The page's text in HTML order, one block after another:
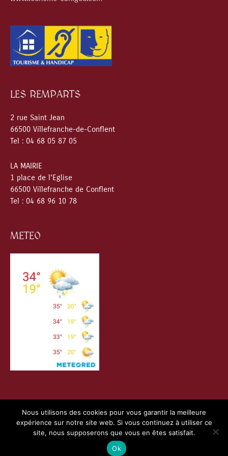
LES REMPARTS
2 rue Saint Jean
66500 Villefranche-de-Conflent
Tel : 04 68 05 87 05
LA MAIRIE
1 place de l’Eglise
66500 Villefranche de Conflent
Tel : 04 68 96 10 78
METEO
Copyright © 2026 Villefranche de Conflent
| Création
Mentions Légales
Nous utilisons des cookies pour vous garantir la meilleure
expérience sur notre site web. Si vous continuez à utiliser ce
site, nous supposerons que vous en êtes satisfait.
Ok